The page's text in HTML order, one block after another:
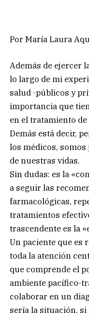
Por María Laura
Además de ejercer
lo largo de mi
salud -públicos y
importancia que
en el tratamiento
Demás está decir,
los médicos,
de nuestras vidas.
Sin dudas: es la
a seguir las
farmacológicas,
tratamientos
trascendente es la
Un paciente que es
toda la atención
que comprende el
ambiente pacífico-
colaborar en un
sería la situación, si